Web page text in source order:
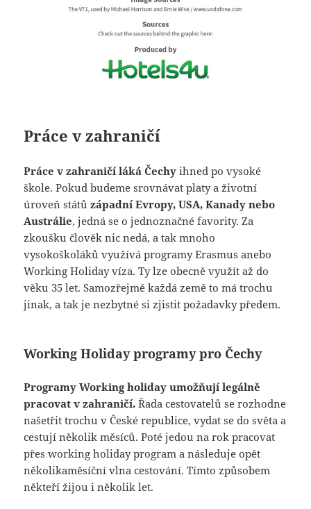
Práce v zahraničí
Práce v zahraničí láká Čechy ihned po vysoké
škole. Pokud budeme srovnávat platy a životní
úroveň státůzápadní Evropy, USA, Kanady nebo
Austrálie, jedná se o jednoznačné favority. Za
zkoušku člověk nic nedá, a tak mnoho
vysokoškoláků využívá programy Erasmus anebo
Working Holiday víza. Ty lze obecně využít až do
věku 35 let. Samozřejmě každá země to má trochu
jinak, a tak je nezbytné si zjistit požadavky předem.
Working Holiday programy pro Čechy
Programy Working holiday umožňují legálně
pracovat v zahraničí. Řada cestovatelů se rozhodne
našetřit trochu v České republice, vydat se do světa a
cestují několik měsíců. Poté jedou na rok pracovat
přes working holiday program a následuje opět
několikaměsíční vlna cestování. Tímto způsobem
někteří žijou i několik let.